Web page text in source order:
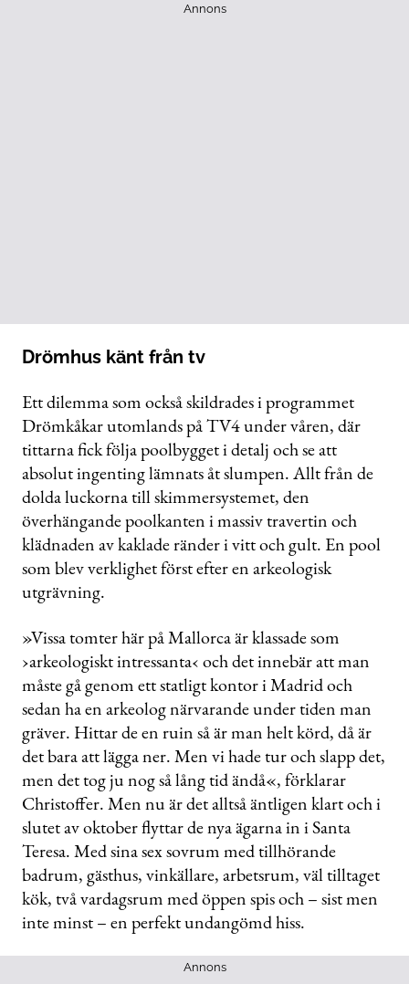
Annons
Drömhus känt från tv
Ett dilemma som också skildrades i programmet
Drömkåkar utomlands på TV4 under våren, där
tittarna fick följa poolbygget i detalj och se att
absolut ingenting lämnats åt slumpen. Allt från de
dolda luckorna till skimmer­systemet, den
överhängande poolkanten i massiv travertin och
klädnaden av kaklade ränder i vitt och gult. En pool
som blev verklighet först efter en arkeologisk
utgrävning.
»Vissa tomter här på Mallorca är klassade som
›arkeologiskt intressanta‹ och det innebär att man
måste gå genom ett statligt kontor i Madrid och
sedan ha en arkeolog närvarande under tiden man
gräver. Hittar de en ruin så är man helt körd, då är
det bara att lägga ner. Men vi hade tur och slapp det,
men det tog ju nog så lång tid ändå«, förklarar
Christoffer. Men nu är det alltså äntligen klart och i
slutet av oktober flyttar de nya ägarna in i Santa
Teresa. Med sina sex sovrum med tillhörande
badrum, gästhus, vinkällare, arbetsrum, väl tilltaget
kök, två vardagsrum med öppen spis och – sist men
inte minst – en perfekt undangömd hiss.
Annons